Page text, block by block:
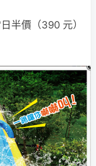
半價（390 元）